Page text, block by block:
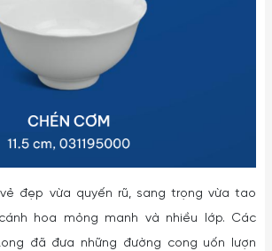
đẹp vừa quyến rũ, sang trọng vừa tao
hoa mỏng manh và nhiều lớp. Các
đã đưa những đường cong uốn lượn